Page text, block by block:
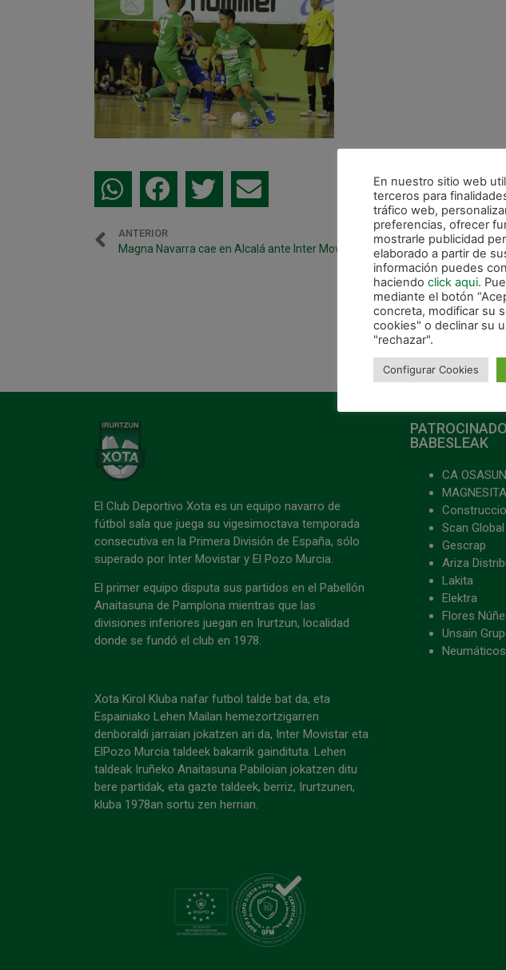
ANTERIOR
Magna Navarra cae en Alcalá ante Inter Movistar (3-1)
El Club Deportivo Xota es un equipo navarro de
fútbol sala que juega su vigesimoctava temporada
consecutiva en la Primera División de España, sólo
superado por Inter Movistar y El Pozo Murcia.
El primer equipo disputa sus partidos en el Pabellón
Anaitasuna de Pamplona mientras que las
divisiones inferiores juegan en Irurtzun, localidad
donde se fundó el club en 1978.
Xota Kirol Kluba nafar futbol talde bat da, eta
Espainiako Lehen Mailan hemezortzigarren
denboraldi jarraian jokatzen ari da, Inter Movistar eta
ElPozo Murcia taldeek bakarrik gaindituta. Lehen
taldeak Iruñeko Anaitasuna Pabiloian jokatzen ditu
bere partidak, eta gazte taldeek, berriz, Irurtzunen,
kluba 1978an sortu zen herrian.
BABESLEAK
CA
Scan
Gescrap
Ariza
Lakita
Elektra
Flores
Unsain
En nuestro sitio web
terceros para
tráfico web,
preferencias, ofrecer
mostrarle publicidad
elaborado a partir de
información puedes
haciendo click aqui.
mediante el botón
concreta, modificar su
cookies" o declinar su
"rechazar".
Configurar Cookies